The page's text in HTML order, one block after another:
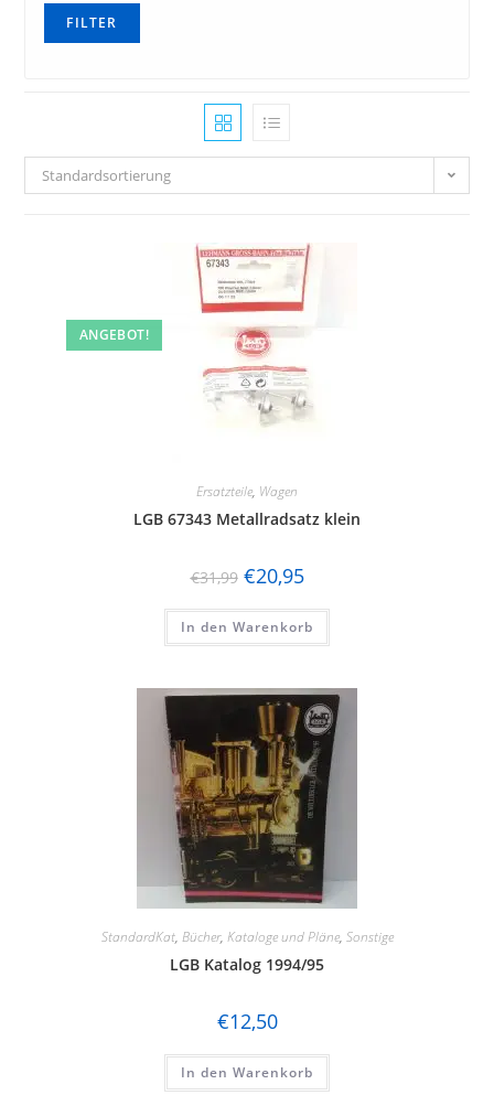
ESPEWE, Plasticart, Berlinplast, HERR, OWO
ESU
Fleischmann
Heller
Hornby
Lorenz
luetke modellarchitektur
FILTER
Standardsortierung
ANGEBOT!
Ersatzteile, Wagen
LGB 67343 Metallradsatz klein
€31,99 €20,95
In den Warenkorb
StandardKat, Bücher, Kataloge und Pläne, Sonstige
LGB Katalog 1994/95
€12,50
In den Warenkorb